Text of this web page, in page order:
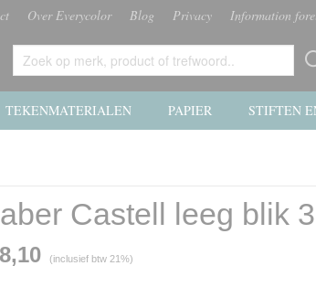
Over Everycolor Blog Privacy Information
TEKENMATERIALEN PAPIER STIFTEN
Castell leeg blik
(inclusief btw 21%)